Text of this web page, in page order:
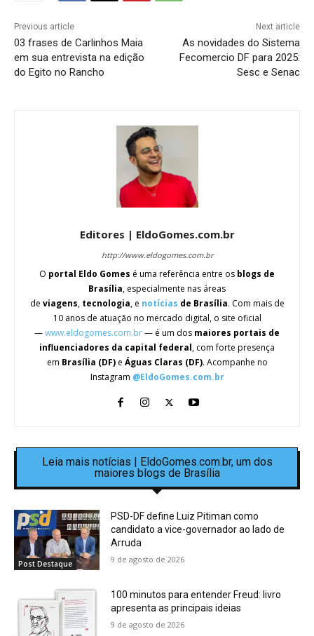
Previous article
03 frases de Carlinhos Maia
em sua entrevista na edição
do Egito no Rancho
Next article
As novidades do Sistema
Fecomercio DF para 2025:
Sesc e Senac
Editores | EldoGomes.com.br
http://www.eldogomes.com.br
O portal Eldo Gomes é uma referência entre os blogs de
Brasília, especialmente nas áreas
de viagens, tecnologia, e notícias de Brasília. Com mais de
10 anos de atuação no mercado digital, o site oficial
—www.eldogomes.com.br— é um dos maiores portais de
influenciadores da capital federal, com forte presença
em Brasília (DF)e Águas Claras (DF). Acompanhe no
Instagram @EldoGomes.com.br
Leia mais notícias | EldoGomes.com.br, um dos
maiores blogs de Brasília
Post Destaque
PSD-DF define Luiz Pitiman como
candidato a vice-governador ao lado de
Arruda
9 de agosto de 2026
100 minutos para entender Freud: livro
apresenta as principais ideias
9 de agosto de 2026